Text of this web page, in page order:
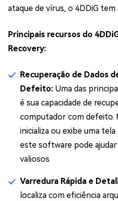
ataque de vírus, o 4DDiG tem
Principais recursos do
Recovery:
Recuperação de Dados
Defeito: Uma das
é sua capacidade de
computador com defeito.
inicializa ou exibe uma
este software pode
valiosos.
Varredura Rápida e
localiza com eficiência